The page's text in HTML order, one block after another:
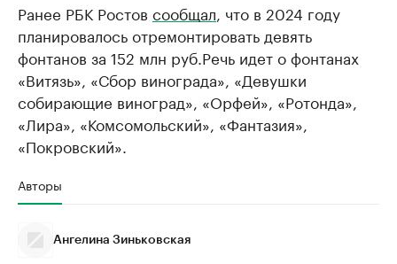
Ранее РБК Ростов сообщал , что в 2024 году
планировалось отремонтировать девять
фонтанов за 152 млн руб.Речь идет о фонтанах
«Витязь», «Сбор винограда», «Девушки
собирающие виноград», «Орфей», «Ротонда»,
«Лира», «Комсомольский», «Фантазия»,
«Покровский».
Авторы
Ангелина Зиньковская